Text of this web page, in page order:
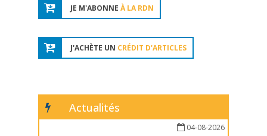
JE M'ABONNE À LA RDN
J'ACHÈTE UN CRÉDIT D'ARTICLES
Actualités
04-08-2026